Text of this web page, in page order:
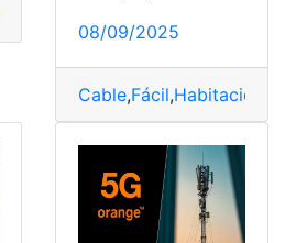
08/09/2025
Cable,Fácil,Habitación